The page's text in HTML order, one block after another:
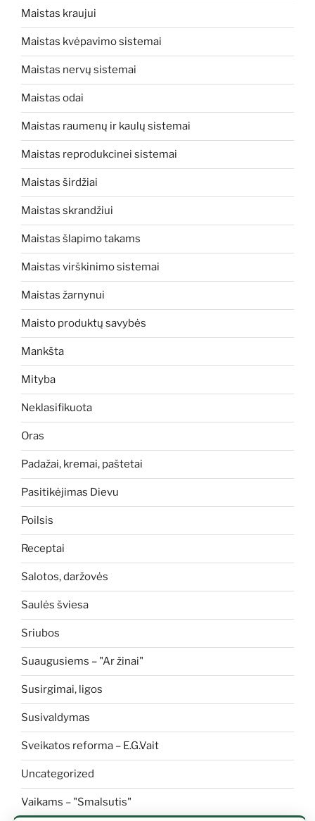
Maistas kraujui
Maistas kvėpavimo sistemai
Maistas nervų sistemai
Maistas odai
Maistas raumenų ir kaulų sistemai
Maistas reprodukcinei sistemai
Maistas širdžiai
Maistas skrandžiui
Maistas šlapimo takams
Maistas virškinimo sistemai
Maistas žarnynui
Maisto produktų savybės
Mankšta
Mityba
Neklasifikuota
Oras
Padažai, kremai, paštetai
Pasitikėjimas Dievu
Poilsis
Receptai
Salotos, daržovės
Saulės šviesa
Sriubos
Suaugusiems – "Ar žinai"
Susirgimai, ligos
Susivaldymas
Sveikatos reforma – E.G.Vait
Uncategorized
Vaikams – "Smalsutis"